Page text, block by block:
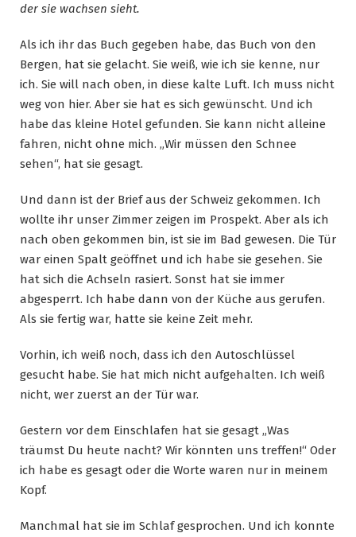
der sie wachsen sieht.
Als ich ihr das Buch gegeben habe, das Buch von den
Bergen, hat sie gelacht. Sie weiß, wie ich sie kenne, nur
ich. Sie will nach oben, in diese kalte Luft. Ich muss nicht
weg von hier. Aber sie hat es sich gewünscht. Und ich
habe das kleine Hotel gefunden. Sie kann nicht alleine
fahren, nicht ohne mich. „Wir müssen den Schnee
sehen“, hat sie gesagt.
Und dann ist der Brief aus der Schweiz gekommen. Ich
wollte ihr unser Zimmer zeigen im Prospekt. Aber als ich
nach oben gekommen bin, ist sie im Bad gewesen. Die Tür
war einen Spalt geöffnet und ich habe sie gesehen. Sie
hat sich die Achseln rasiert. Sonst hat sie immer
abgesperrt. Ich habe dann von der Küche aus gerufen.
Als sie fertig war, hatte sie keine Zeit mehr.
Vorhin, ich weiß noch, dass ich den Autoschlüssel
gesucht habe. Sie hat mich nicht aufgehalten. Ich weiß
nicht, wer zuerst an der Tür war.
Gestern vor dem Einschlafen hat sie gesagt „Was
träumst Du heute nacht? Wir könnten uns treffen!“ Oder
ich habe es gesagt oder die Worte waren nur in meinem
Kopf.
Manchmal hat sie im Schlaf gesprochen. Und ich konnte